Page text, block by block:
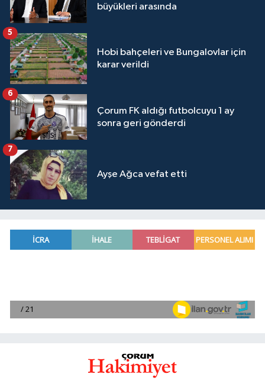
büyükleri arasında
Hobi bahçeleri ve Bungalovlar için
karar verildi
5
Çorum FK aldığı futbolcuyu 1 ay
sonra geri gönderdi
6
Ayşe Ağca vefat etti
7